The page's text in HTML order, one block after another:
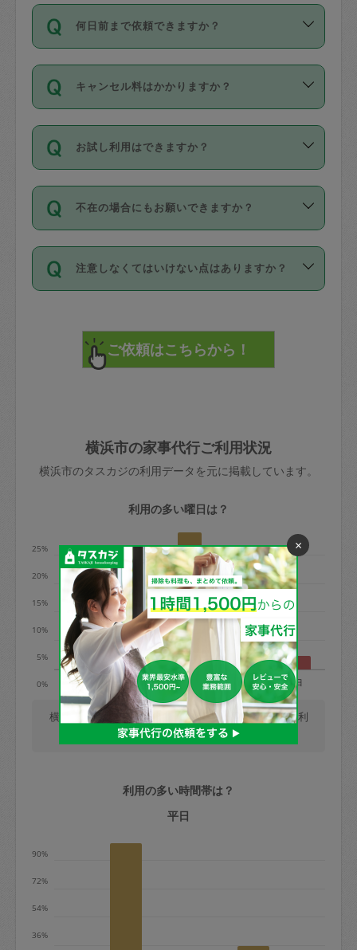
時間も被らない場合、損害保険の対象外
社員など様々なバックグラウンドの方が
登録しています。
日本語も話せる方など様々です。
ールに記載していますので、各自の得意
を依頼してください。
確認しています。タスカジさんトレーニ
ング動画を使ったセルフトレーニングの
現場トライアルを受け、合格したタスカ
ジさんが活動されています。
※テストセンターの講評は１件目のレビュ
参考
【詳細】タスカジさんの登録に際
依頼者とタスカジさんとの間でタスカジ
を通して成立した作業時間内での作業に
適用されます。作業範囲は、掃除、洗
です。作業中に物を壊したり、人にけが
をさせたりした場合が対象で、補償金額
す。
写真を撮り、
詳細FAQ：
損害賠償保険について教えて
何日前まで依頼できますか？
ご依頼は、現在を起点に3日後（72時間
以降）の日時から受付可能となっていま
す。
タスカジさんへ「募集」をかけることが
可能です。
キャンセル料はかかりますか？
キャンセル料には、以下の2種類がありま
す。
1. 直前キャンセル（定期、スポット契約
共通）
72時間を超える※と、以下のキャンセル
料が発生します。
直前キャンセル料：
72時間前〜24時間前＝依頼料金の50%
依頼者不在による当日キャンセル＝依頼
金額の100%＋交通費全額
※例：依頼日時／土曜日午前9時開始の場
発生
水曜日9時〜金曜日9時まで＝依頼料金の
金曜日9時～土曜日8時まで＝依頼金額の
100%
土曜日8時〜実施時間＝依頼金額の100%
＋交通費全額
依頼者不在による当日キャンセル＝依頼
金額の100%＋交通費全額
定期契約をキャンセルする場合、毎週定
期は月2回まで隔週定期は月1回までキャ
お試し利用はできますか？
「お試し利用」というメニューはありま
せんが、「一回のみ」依頼を活用するこ
とによって、気に入ったタスカジさんを
まず、条件の合う気になるタスカジさ
みてください。
その後、一番気に入ったタスカジさんに
不在の場合にもお願いできますか？
不在の場合の作業はタスカジさんの同意
が必要です。数回の依頼ののち、タスカ
ジさんと依頼者の間で十分な信頼関係が
てください。
不在時に部屋に入るためにタスカジさん
きた場合は損害保険の対象外となるので
ご注意ください。
注意しなくてはいけない点はありますか？
で、必ず鍵のかかるロッカーや金庫に入
れて依頼者の責任の元管理するよう心掛
けてください。
玉、など
あわせてこちらも参照ください：初めて
はありますか？
横浜市の家事代行ご利用状況
横浜市のタスカジの利用データを元に掲載しています。
利用の多い曜日は？
0%
5%
10%
15%
20%
25%
月 火 水 木 金 土 日
横浜市では、毎週木曜日の利用が最も多く、日曜日の利
用が少ないです。(2026/08/07 時点での更新)
利用の多い時間帯は？
平日
36%
54%
72%
90%
×